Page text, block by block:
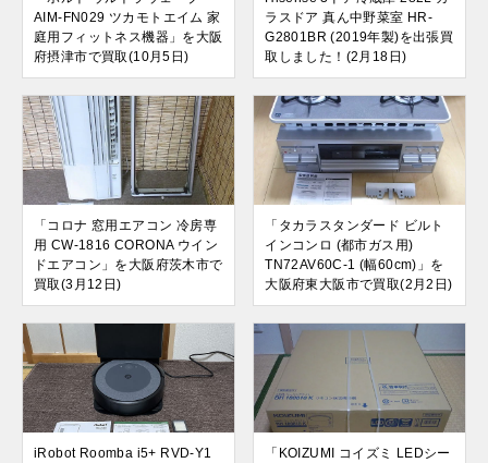
AIM-FN029 ツカモトエイム 家
庭用フィットネス機器」を大阪
府摂津市で買取(10月5日)
ラスドア 真ん中野菜室 HR-
G2801BR (2019年製)を出張買
取しました！(2月18日)
「コロナ 窓用エアコン 冷房専
用 CW-1816 CORONA ウイン
ドエアコン」を大阪府茨木市で
買取(3月12日)
「タカラスタンダード ビルト
インコンロ (都市ガス用)
TN72AV60C-1 (幅60cm)」を
大阪府東大阪市で買取(2月2日)
iRobot Roomba i5+ RVD-Y1
「KOIZUMI コイズミ LEDシー